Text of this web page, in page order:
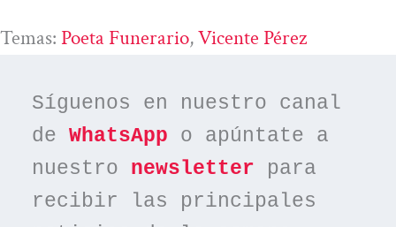
Temas: Poeta Funerario, Vicente Pérez
Síguenos en nuestro canal
de WhatsApp o apúntate a
nuestro newsletter para
recibir las principales